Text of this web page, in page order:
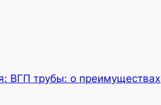
ВГП трубы: о преимуществах